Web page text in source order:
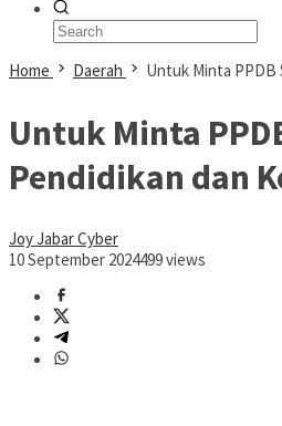
Home Daerah Untuk Minta PPDB
Untuk Minta
Pendidikan dan
Joy Jabar Cyber
10 September 2024499 views